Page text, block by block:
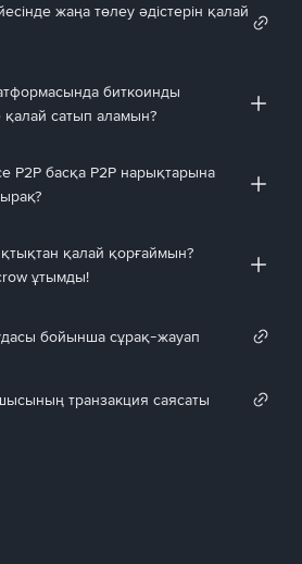
жаңа төлеу әдістерін қалай
биткоинды
қалай сатып аламын?
P2P басқа P2P нарықтарына
қалай қорғаймын?
ұтымды!
бойынша сұрақ-жауап
транзакция саясаты